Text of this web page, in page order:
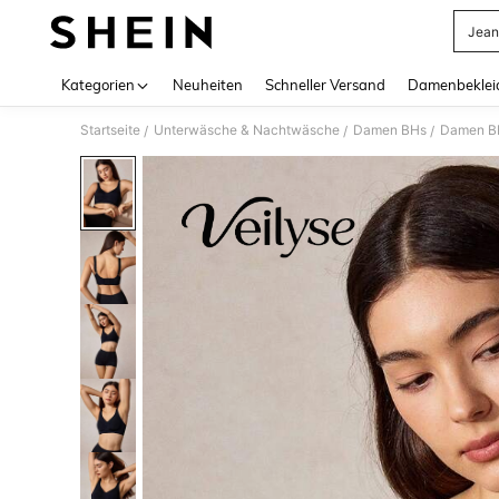
Kategorien Neuheiten Schneller Versand
Startseite / Unterwäsche & Nachtwäsche / Damen BHs / Damen